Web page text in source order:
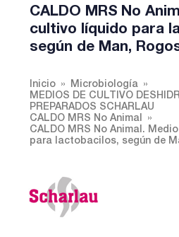
CALDO MRS No
cultivo líquido para
según de Man,
Inicio
Microbiología
MEDIOS DE CULTIVO
PREPARADOS SCHARLAU
CALDO MRS No Animal
CALDO MRS No Animal.
para lactobacilos, según de